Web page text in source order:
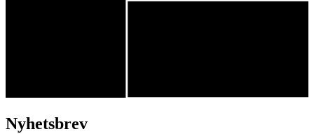
Nyhetsbrev